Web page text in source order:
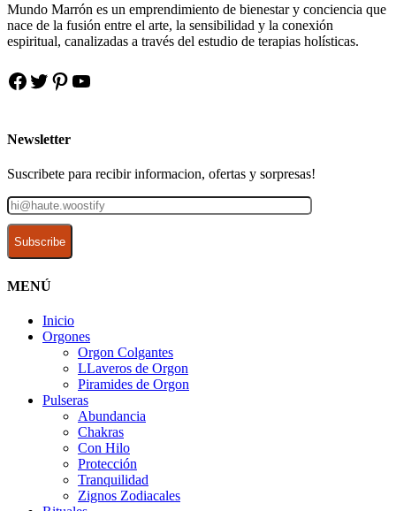
Mundo Marrón es un emprendimiento de bienestar y conciencia que
nace de la fusión entre el arte, la sensibilidad y la conexión
espiritual, canalizadas a través del estudio de terapias holísticas.
Facebook Twitter Pinterest YouTube
Newsletter
Suscribete para recibir informacion, ofertas y sorpresas!
MENÚ
Inicio
Orgones
Orgon Colgantes
LLaveros de Orgon
Piramides de Orgon
Pulseras
Abundancia
Chakras
Con Hilo
Protección
Tranquilidad
Zignos Zodiacales